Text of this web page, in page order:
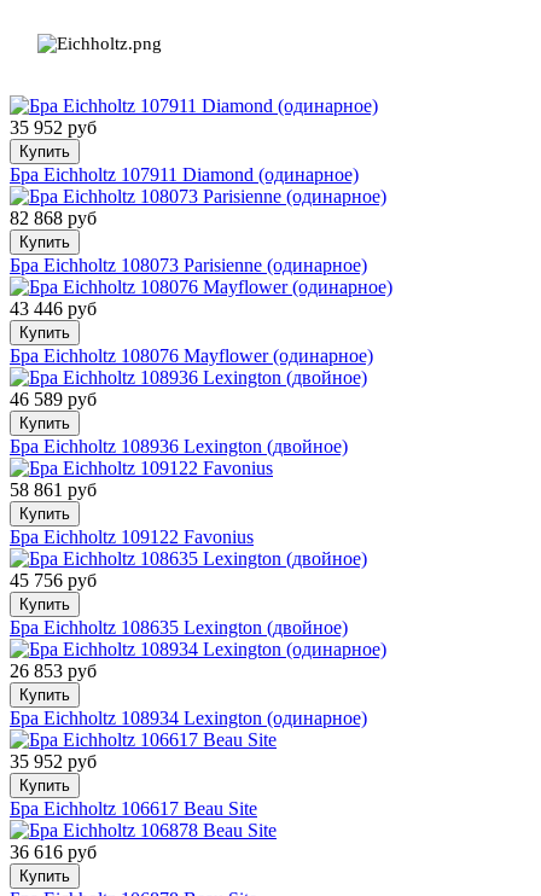
35 952 руб
Купить
Бра Eichholtz 107911 Diamond (одинарное)
82 868 руб
Купить
Бра Eichholtz 108073 Parisienne (одинарное)
43 446 руб
Купить
Бра Eichholtz 108076 Mayflower (одинарное)
46 589 руб
Купить
Бра Eichholtz 108936 Lexington (двойное)
58 861 руб
Купить
Бра Eichholtz 109122 Favonius
45 756 руб
Купить
Бра Eichholtz 108635 Lexington (двойное)
26 853 руб
Купить
Бра Eichholtz 108934 Lexington (одинарное)
35 952 руб
Купить
Бра Eichholtz 106617 Beau Site
36 616 руб
Купить